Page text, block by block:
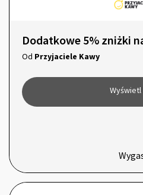
Dodatkowe 5% zniżki
Od Przyjaciele Kawy
Wyświetl